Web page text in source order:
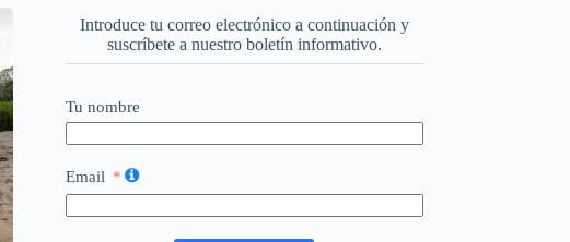
Introduce tu correo electrónico a continuación y
suscríbete a nuestro boletín informativo.
Tu nombre
Email